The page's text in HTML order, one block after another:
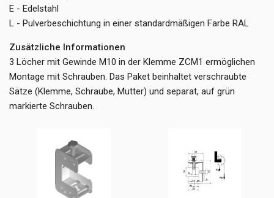
E - Edelstahl
L - Pulverbeschichtung in einer standardmäßigen Farbe RAL
Zusätzliche Informationen
3 Löcher mit Gewinde M10 in der Klemme ZCM1 ermöglichen
Montage mit Schrauben. Das Paket beinhaltet verschraubte
Sätze (Klemme, Schraube, Mutter) und separat, auf grün
markierte Schrauben.